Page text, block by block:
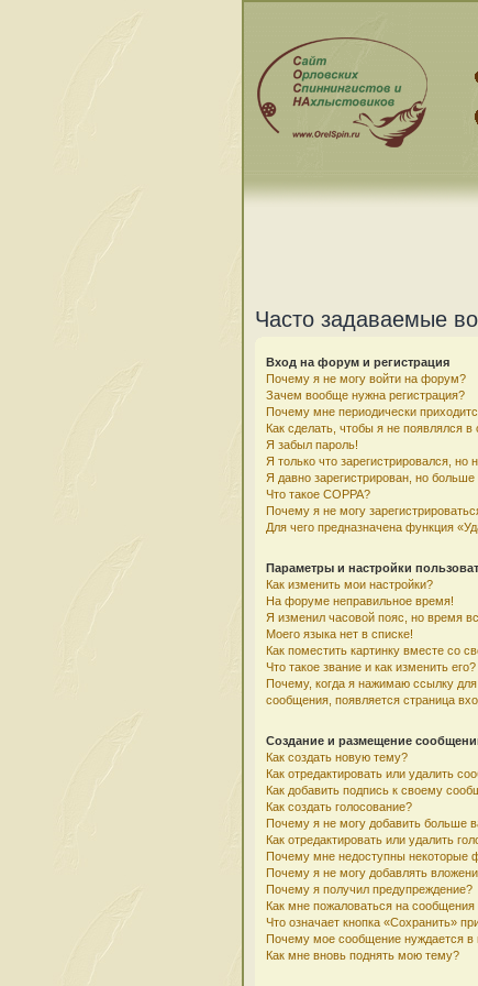
Часто задаваемые
Вход на форум и регистрация
Почему я не могу войти на форум?
Зачем вообще нужна регистрация?
Почему мне периодически
Как сделать, чтобы я не появлялся
Я забыл пароль!
Я только что зарегистрировался, но
Я давно зарегистрирован, но больше
Что такое COPPA?
Почему я не могу
Для чего предназначена функция
Параметры и настройки
Как изменить мои настройки?
На форуме неправильное время!
Я изменил часовой пояс, но время
Моего языка нет в списке!
Как поместить картинку вместе со
Что такое звание и как изменить его?
Почему, когда я нажимаю ссылку для
сообщения, появляется страница
Создание и размещение
Как создать новую тему?
Как отредактировать или удалить
Как добавить подпись к своему
Как создать голосование?
Почему я не могу добавить больше
Как отредактировать или удалить
Почему мне недоступны некоторые
Почему я не могу добавлять
Почему я получил предупреждение?
Как мне пожаловаться на
Что означает кнопка «Сохранить»
Почему мое сообщение нуждается в
Как мне вновь поднять мою тему?